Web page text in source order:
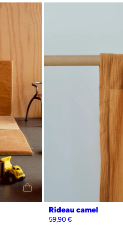
Liberté, égalité, fabriqué
Rideau camel
59,90€